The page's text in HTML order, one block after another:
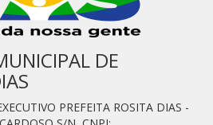
DE
PREFEITA ROSITA DIAS -